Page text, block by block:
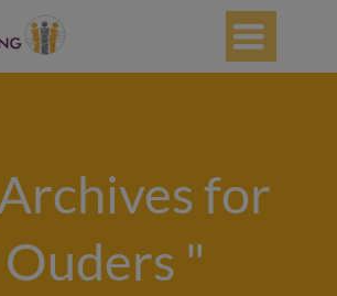

for
"